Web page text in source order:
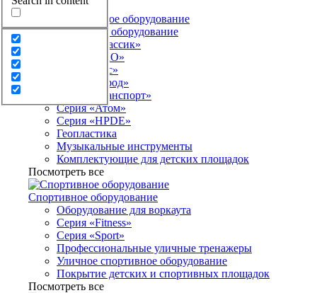
Каталог
Детское игровое оборудование
Серия «Классик»
Серия «ЭКО»
Серия «Лес»
Серия «Город»
Серия «Транспорт»
Серия «Атом»
Серия «HPDE»
Геопластика
Музыкальные инструменты
Комплектующие для детских площадок
Посмотреть все
Спортивное оборудование
Оборудование для воркаута
Серия «Fitness»
Серия «Sport»
Профессиональные уличные тренажеры
Уличное спортивное оборудование
Покрытие детских и спортивных площадок
Посмотреть все